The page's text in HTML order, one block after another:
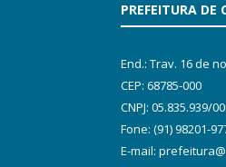
PREFEITURA DE
End.: Trav. 16 de
CEP: 68785-000
CNPJ: 05.835.939/
Fone: (91) 98201-
E-mail: